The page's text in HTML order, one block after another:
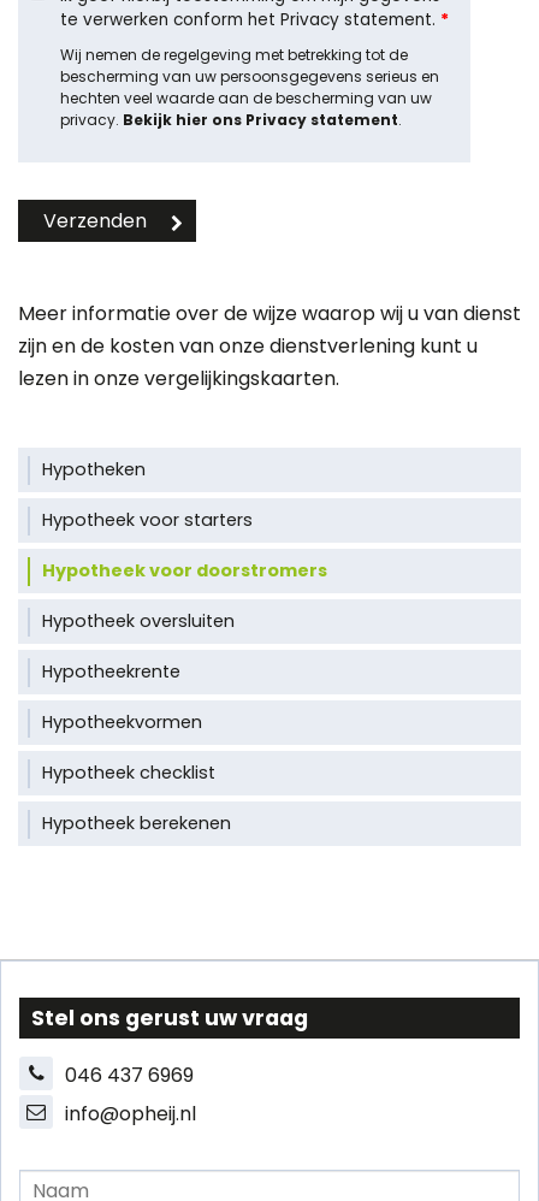
te verwerken conform het Privacy statement. *
Wij nemen de regelgeving met betrekking tot de
bescherming van uw persoonsgegevens serieus en
hechten veel waarde aan de bescherming van uw
privacy. Bekijk hier ons Privacy statement.
Meer informatie over de wijze waarop wij u van dienst
zijn en de kosten van onze dienstverlening kunt u
lezen in onzevergelijkingskaarten.
Hypotheken
Hypotheek voor starters
Hypotheek voor doorstromers
Hypotheek oversluiten
Hypotheekrente
Hypotheekvormen
Hypotheek checklist
Hypotheek berekenen
Stel ons gerust uw vraag
046 437 6969
info@opheij.nl